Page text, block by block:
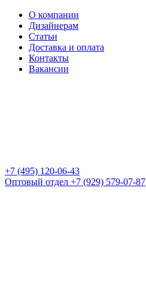
О компании
Дизайнерам
Статьи
Доставка и оплата
Контакты
Вакансии
+7 (495) 120-06-43
Оптовый отдел +7 (929) 579-07-87